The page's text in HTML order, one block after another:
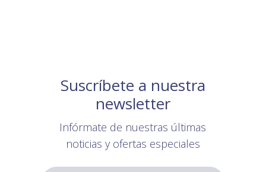
Suscríbete a nuestra
newsletter
Infórmate de nuestras últimas
noticias y ofertas especiales